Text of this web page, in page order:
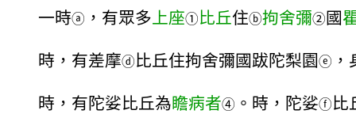
一時ⓐ ，有眾多 上座①比丘住ⓑ拘舍彌② 國
時，有差摩ⓓ比丘住拘舍彌國跋陀梨園ⓔ
時，有陀娑比丘為瞻病者④ 。時，陀娑ⓕ 比